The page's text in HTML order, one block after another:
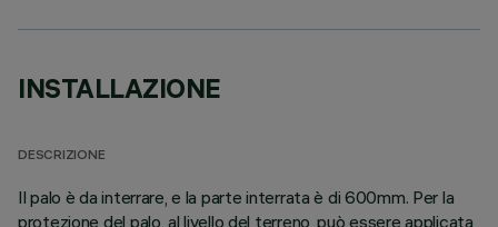
INSTALLAZIONE
DESCRIZIONE
Il palo è da interrare, e la parte interrata è di 600mm. Per la
protezione del palo, al livello del terreno, può essere applicata